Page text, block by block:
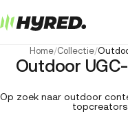
Home/Collectie/
Outdoor
Op zoek naar outdoor
topcreators